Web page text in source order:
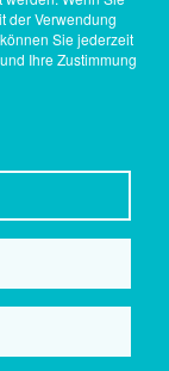
der Verwendung
Sie jederzeit
Ihre Zustimmung